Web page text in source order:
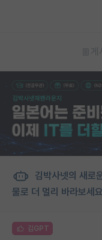
게
김박사넷의 새로
물로 더 멀리 바라보세
김GPT